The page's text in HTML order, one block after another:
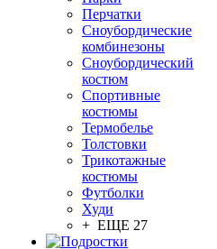
Перчатки
Сноубордические
комбинезоны
Сноубордический
костюм
Спортивные
костюмы
Термобелье
Толстовки
Трикотажные
костюмы
Футболки
Худи
+ ЕЩЕ 27